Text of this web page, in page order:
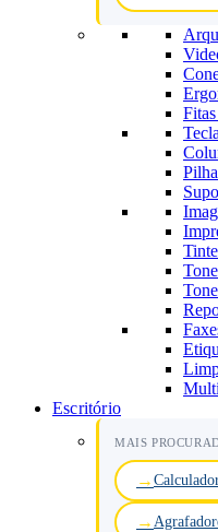
Escritório
MAIS